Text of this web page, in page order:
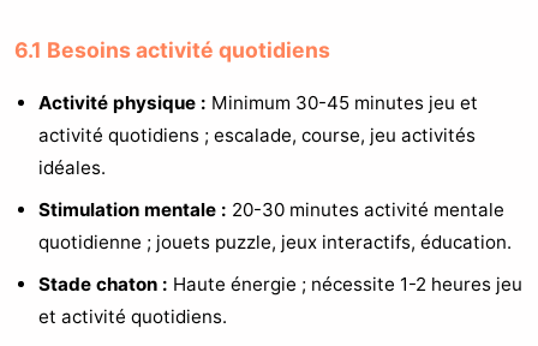
6.1 Besoins activité quotidiens
Activité physique : Minimum 30-45 minutes jeu et
activité quotidiens ; escalade, course, jeu activités
idéales.
Stimulation mentale : 20-30 minutes activité mentale
quotidienne ; jouets puzzle, jeux interactifs, éducation.
Stade chaton : Haute énergie ; nécessite 1-2 heures jeu
et activité quotidiens.